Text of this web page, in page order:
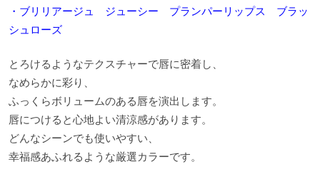
・ブリリアージュ ジューシー プランパーリップス ブラッ
シュローズ
とろけるようなテクスチャーで唇に密着し、
なめらかに彩り、
ふっくらボリュームのある唇を演出します。
唇につけると心地よい清涼感があります。
どんなシーンでも使いやすい、
幸福感あふれるような厳選カラーです。